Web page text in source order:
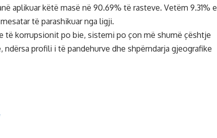
aplikuar këtë masë në 90.69% të rasteve. Vetëm 9.31% e
të parashikuar nga ligji.
të korrupsionit po bie, sistemi po çon më shumë çështje
profili i të pandehurve dhe shpërndarja gjeografike